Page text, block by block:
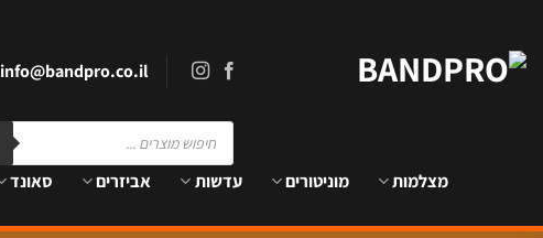
content
info@bandpro.co.il
Products
search
מצלמות מוניטורים עדשות אביזרים סאונד